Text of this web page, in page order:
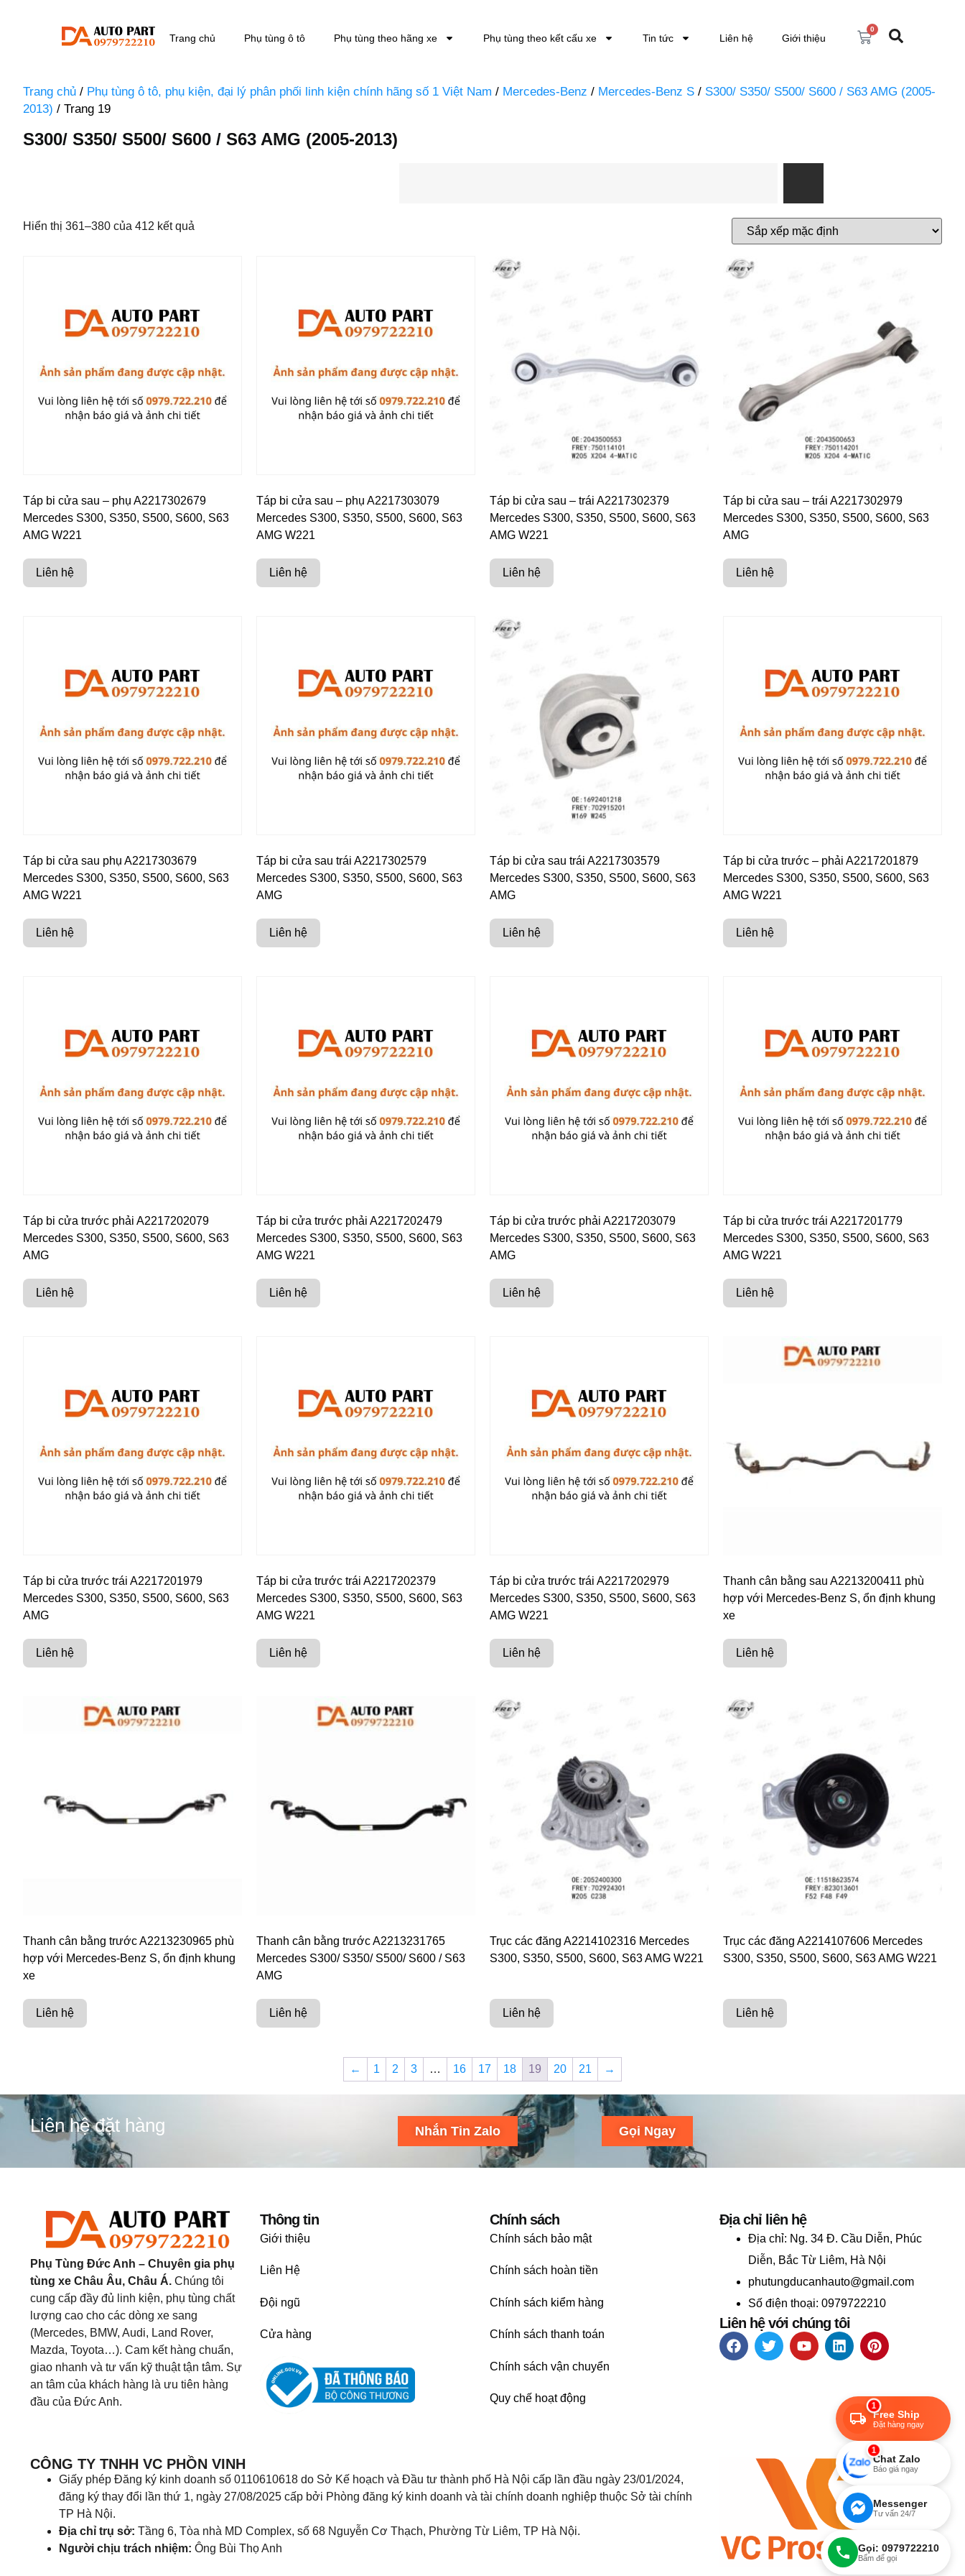
Trang chủ Phụ tùng ô tô Phụ tùng theo hãng xe Phụ tùng theo kết cấu xe Tin tức Liên hệ Giới thiệu
0
Trang chủ / Phụ tùng ô tô, phụ kiện, đại lý phân phối linh kiện chính hãng số 1 Việt Nam / Mercedes-Benz / Mercedes-Benz S / S300/ S350/ S500/ S600 / S63 AMG (2005-
2013) / Trang 19
S300/ S350/ S500/ S600 / S63 AMG (2005-2013)
Hiển thị 361–380 của 412 kết quả
Táp bi cửa sau – phụ A2217302679
Mercedes S300, S350, S500, S600, S63
AMG W221
Liên hệ
Táp bi cửa sau – phụ A2217303079
Mercedes S300, S350, S500, S600, S63
AMG W221
Liên hệ
Táp bi cửa sau – trái A2217302379
Mercedes S300, S350, S500, S600, S63
AMG W221
Liên hệ
Táp bi cửa sau – trái A2217302979
Mercedes S300, S350, S500, S600, S63
AMG
Liên hệ
Táp bi cửa sau phụ A2217303679
Mercedes S300, S350, S500, S600, S63
AMG W221
Liên hệ
Táp bi cửa sau trái A2217302579
Mercedes S300, S350, S500, S600, S63
AMG
Liên hệ
Táp bi cửa sau trái A2217303579
Mercedes S300, S350, S500, S600, S63
AMG
Liên hệ
Táp bi cửa trước – phải A2217201879
Mercedes S300, S350, S500, S600, S63
AMG W221
Liên hệ
Táp bi cửa trước phải A2217202079
Mercedes S300, S350, S500, S600, S63
AMG
Liên hệ
Táp bi cửa trước phải A2217202479
Mercedes S300, S350, S500, S600, S63
AMG W221
Liên hệ
Táp bi cửa trước phải A2217203079
Mercedes S300, S350, S500, S600, S63
AMG
Liên hệ
Táp bi cửa trước trái A2217201779
Mercedes S300, S350, S500, S600, S63
AMG W221
Liên hệ
Táp bi cửa trước trái A2217201979
Mercedes S300, S350, S500, S600, S63
AMG
Liên hệ
Táp bi cửa trước trái A2217202379
Mercedes S300, S350, S500, S600, S63
AMG W221
Liên hệ
Táp bi cửa trước trái A2217202979
Mercedes S300, S350, S500, S600, S63
AMG W221
Liên hệ
Thanh cân bằng sau A2213200411 phù
hợp với Mercedes-Benz S, ổn định khung
xe
Liên hệ
Thanh cân bằng trước A2213230965 phù
hợp với Mercedes-Benz S, ổn định khung
xe
Liên hệ
Thanh cân bằng trước A2213231765
Mercedes S300/ S350/ S500/ S600 / S63
AMG
Liên hệ
Trục các đăng A2214102316 Mercedes
S300, S350, S500, S600, S63 AMG W221
Liên hệ
Trục các đăng A2214107606 Mercedes
S300, S350, S500, S600, S63 AMG W221
Liên hệ
← 1 2 3 … 16 17 18 19 20 21 →
Liên hệ đặt hàng Nhắn Tin Zalo Gọi Ngay
Phụ Tùng Đức Anh – Chuyên gia phụ
tùng xe Châu Âu, Châu Á. Chúng tôi
cung cấp đầy đủ linh kiện, phụ tùng chất
lượng cao cho các dòng xe sang
(Mercedes, BMW, Audi, Land Rover,
Mazda, Toyota…). Cam kết hàng chuẩn,
giao nhanh và tư vấn kỹ thuật tận tâm. Sự
an tâm của khách hàng là ưu tiên hàng
đầu của Đức Anh.
Thông tin
Giới thiệu
Liên Hệ
Đội ngũ
Cửa hàng
Chính sách
Chính sách bảo mật
Chính sách hoàn tiền
Chính sách kiểm hàng
Chính sách thanh toán
Chính sách vận chuyển
Quy chế hoạt động
Địa chỉ liên hệ
Địa chỉ: Ng. 34 Đ. Cầu Diễn, Phúc
Diễn, Bắc Từ Liêm, Hà Nội
phutungducanhauto@gmail.com
Số điện thoại: 0979722210
Liên hệ với chúng tôi
CÔNG TY TNHH VC PHỒN VINH
Giấy phép Đăng ký kinh doanh số 0110610618 do Sở Kế hoạch và Đầu tư thành phố Hà Nội cấp lần đầu ngày 23/01/2024,
đăng ký thay đổi lần thứ 1, ngày 27/08/2025 cấp bởi Phòng đăng ký kinh doanh và tài chính doanh nghiệp thuộc Sở tài chính
TP Hà Nội.
Địa chỉ trụ sở: Tầng 6, Tòa nhà MD Complex, số 68 Nguyễn Cơ Thạch, Phường Từ Liêm, TP Hà Nội.
Người chịu trách nhiệm: Ông Bùi Thọ Anh
1
Free Ship
Đặt hàng ngay
1
Chat Zalo
Báo giá ngay
Messenger
Tư vấn 24/7
Gọi: 0979722210
Bấm để gọi